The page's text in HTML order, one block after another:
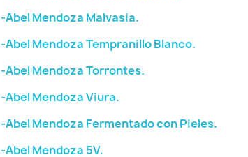
-Abel Mendoza Malvasia.
-Abel Mendoza Tempranillo Blanco.
-Abel Mendoza Torrontes.
-Abel Mendoza Viura.
-Abel Mendoza Fermentado con Pieles.
-Abel Mendoza 5V.